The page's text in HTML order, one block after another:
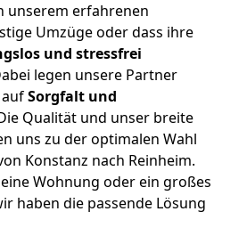
unserem erfahrenen
Umzüge oder dass ihre
und stressfrei
legen unsere Partner
Sorgfalt und
Qualität und unser breite
uns zu der optimalen Wahl
Konstanz nach Reinheim.
Wohnung oder ein großes
haben die passende Lösung